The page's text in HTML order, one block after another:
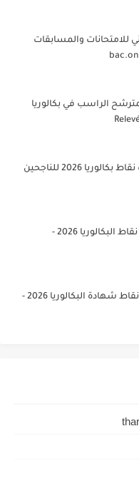
للامتحانات والمسابقات
الراسب في بكالوريا
موقع سحب كشف نقاط بكالوريا 2026 للناجحين
الآن سحب كشوف نقاط البكالوريا 2026 -
رابط سحب كشف نقاط شهادة البكالوريا 2026 -